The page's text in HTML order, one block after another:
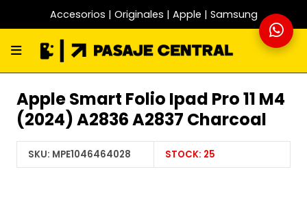
Accesorios | Originales | Apple | Samsung
Apple Smart Folio Ipad Pro 11 M4
(2024) A2836 A2837 Charcoal
SKU: MPE1046464028 STOCK: 25